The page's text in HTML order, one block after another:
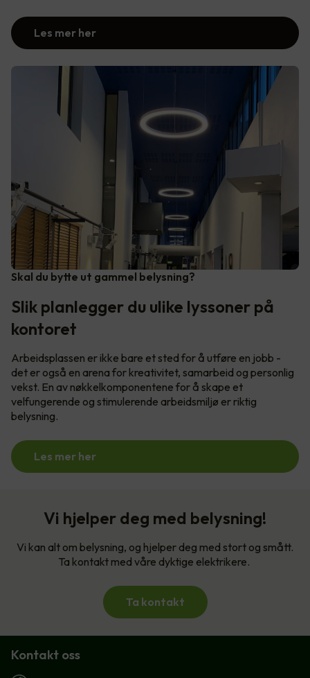
Les mer her
Skal du bytte ut gammel belysning?
Slik planlegger du ulike lyssoner på
kontoret
Arbeidsplassen er ikke bare et sted for å utføre en jobb -
det er også en arena for kreativitet, samarbeid og personlig
vekst. En av nøkkelkomponentene for å skape et
velfungerende og stimulerende arbeidsmiljø er riktig
belysning.
Les mer her
Vi hjelper deg med belysning!
Vi kan alt om belysning, og hjelper deg med stort og smått.
Ta kontakt med våre dyktige elektrikere.
Ta kontakt
Kontakt oss